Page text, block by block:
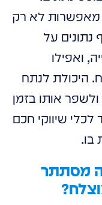
מאפשרות לא רק
נתונים על
ואפילו
היכולת לנתח
אותו בזמן
שיווקי חכם
בו.
מסתתר